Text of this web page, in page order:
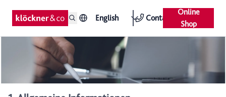
English Contact
Online
Shop